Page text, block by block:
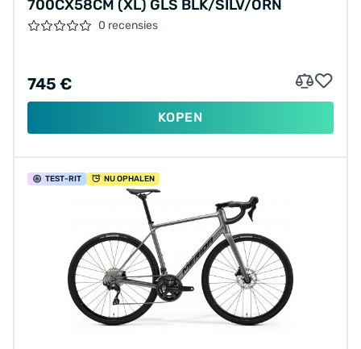
700CX58CM (XL) GLS BLK/SILV/ORN
0 recensies
745 €
KOPEN
TEST-RIT NU OPHALEN